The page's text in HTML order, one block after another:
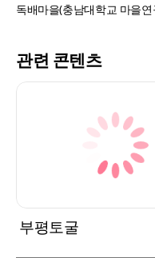
독배마을(충남대학교 마을
관련 콘텐츠
부평토굴